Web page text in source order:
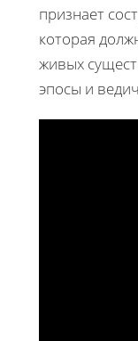
признает
которая
живых
эпосы и